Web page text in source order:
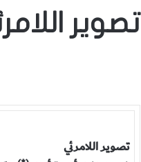
تصوير
تصوير اللامرئي